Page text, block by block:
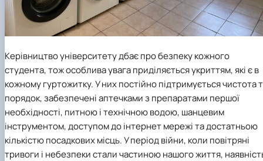
Керівництво університету дбає про безпеку кожного
студента, тож особлива увага приділяється укриттям, які є в
кожному гуртожитку. У них постійно підтримується чистота
порядок, забезпечені аптечками з препаратами першої
необхідності, питною і технічною водою, шанцевим
інструментом, доступом до інтернет мережі та достатньою
кількістю посадкових місць. У період війни, коли повітряні
тривоги і небезпеки стали частиною нашого життя,